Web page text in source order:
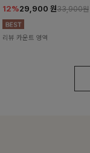
12%29,900 원33,900원
리뷰 카운트 영역